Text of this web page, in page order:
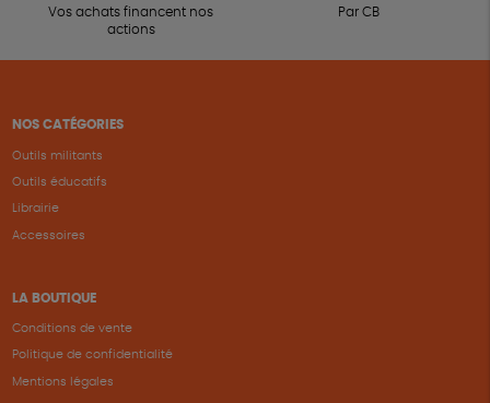
Vos achats financent nos
actions
Par CB
NOS CATÉGORIES
Outils militants
Outils éducatifs
Librairie
Accessoires
LA BOUTIQUE
Conditions de vente
Politique de confidentialité
Mentions légales